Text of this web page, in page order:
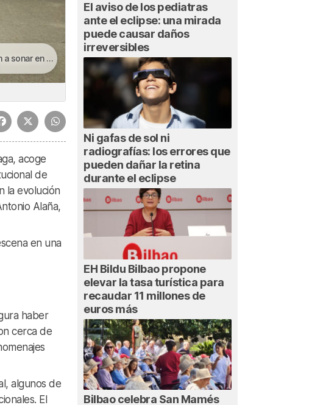
en Bilbao
acoge
de
la evolución
Alaña,
en una
haber
cerca de
algunos de
El
El aviso de los pediatras
ante el eclipse: una mirada
puede causar daños
irreversibles
Ni gafas de sol ni
radiografías: los errores que
pueden dañar la retina
durante el eclipse
EH Bildu Bilbao propone
elevar la tasa turística para
recaudar 11 millones de
euros más
Bilbao celebra San Mamés